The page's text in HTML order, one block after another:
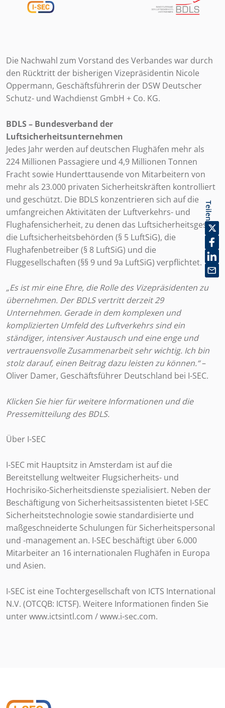
Die Nachwahl zum Vorstand des Verbandes war durch
den Rücktritt der bisherigen Vizepräsidentin Nicole
Oppermann, Geschäftsführerin der DSW Deutscher
Schutz- und Wachdienst GmbH + Co. KG.
BDLS – Bundesverband der
Luftsicherheitsunternehmen
Jedes Jahr werden auf deutschen Flughäfen mehr als
224 Millionen Passagiere und 4,9 Millionen Tonnen
Fracht sowie Hunderttausende von Mitarbeitern von
mehr als 23.000 privaten Sicherheitskräften kontrolliert
und geschützt. Die BDLS konzentrieren sich auf die
umfangreichen Aktivitäten der Luftverkehrs- und
Flughafensicherheit, zu denen das Luftsicherheitsgesetz
die Luftsicherheitsbehörden (§ 5 LuftSiG), die
Flughafenbetreiber (§ 8 LuftSiG) und die
Fluggesellschaften (§§ 9 und 9a LuftSiG) verpflichtet.
„Es ist mir eine Ehre, die Rolle des Vizepräsidenten zu
übernehmen. Der BDLS vertritt derzeit 29
Unternehmen. Gerade in dem komplexen und
komplizierten Umfeld des Luftverkehrs sind ein
ständiger, intensiver Austausch und eine enge und
vertrauensvolle Zusammenarbeit sehr wichtig. Ich bin
stolz darauf, einen Beitrag dazu leisten zu können.“–
Oliver Damer, Geschäftsführer Deutschland bei I-SEC.
Klicken Sie hierfür weitere Informationen und die
Pressemitteilung des BDLS.
Über I-SEC
I-SEC mit Hauptsitz in Amsterdam ist auf die
Bereitstellung weltweiter Flugsicherheits- und
Hochrisiko-Sicherheitsdienste spezialisiert. Neben der
Beschäftigung von Sicherheitsassistenten bietet I-SEC
Sicherheitstechnologie sowie standardisierte und
maßgeschneiderte Schulungen für Sicherheitspersonal
und -management an. I-SEC beschäftigt über 6.000
Mitarbeiter an 16 internationalen Flughäfen in Europa
und Asien.
I-SEC ist eine Tochtergesellschaft von ICTS International
N.V. (OTCQB: ICTSF). Weitere Informationen finden Sie
unter www.ictsintl.com / www.i-sec.com.
Teilen